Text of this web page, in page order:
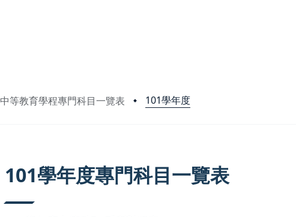
中等教育學程專門科目一覽表 101學年度
101學年度專門科目一覽表